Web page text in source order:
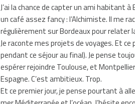
J’ai la chance de capter un ami habitant
un café assez fancy : l’Alchimiste. Il me
régulièrement sur Bordeaux pour relater
Je raconte mes projets de voyages. Et
pendant ce séjour au final). Je pense
espérer rejoindre Toulouse, et
Espagne. C’est ambitieux. Trop.
Et ce premier jour, je pense pourtant à